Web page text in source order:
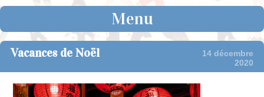
Menu
Skip to content
Vacances de Noël
14 décembre
2020